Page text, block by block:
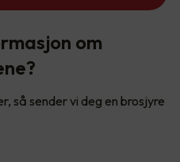
om
så sender vi deg en brosjyre